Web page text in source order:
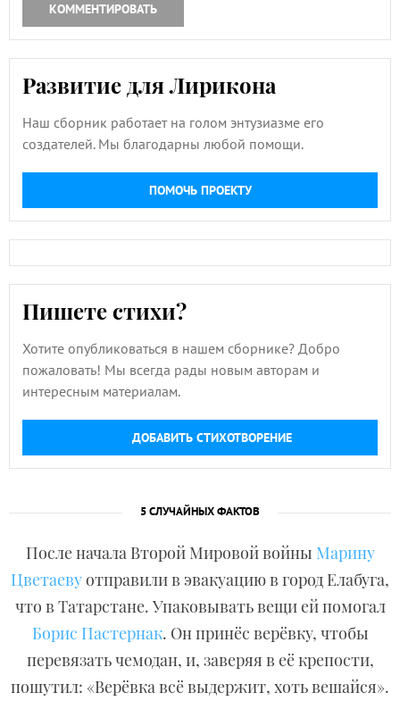
КОММЕНТИРОВАТЬ
Развитие для Лирикона
Наш сборник работает на голом энтузиазме его
создателей. Мы благодарны любой помощи.
ПОМОЧЬ ПРОЕКТУ
Пишете стихи?
Хотите опубликоваться в нашем сборнике? Добро
пожаловать! Мы всегда рады новым авторам и
интересным материалам.
ДОБАВИТЬ СТИХОТВОРЕНИЕ
5 СЛУЧАЙНЫХ ФАКТОВ
После начала Второй Мировой войны Марину
Цветаевуотправили в эвакуацию в город Елабуга,
что в Татарстане. Упаковывать вещи ей помогал
Борис Пастернак. Он принёс верёвку, чтобы
перевязать чемодан, и, заверяя в её крепости,
пошутил: «Верёвка всё выдержит, хоть вешайся».